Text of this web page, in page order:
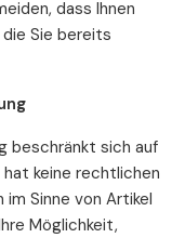
dass Ihnen
Sie bereits
beschränkt sich auf
hat keine rechtlichen
im Sinne von Artikel
Möglichkeit,